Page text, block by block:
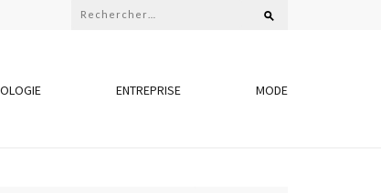
Rechercher :
ENTREPRISE MODE